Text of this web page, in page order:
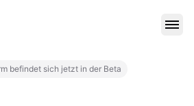
befindet sich jetzt in der Beta